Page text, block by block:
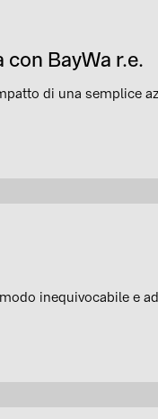
BayWa r.e.
di una
inequivocabile e